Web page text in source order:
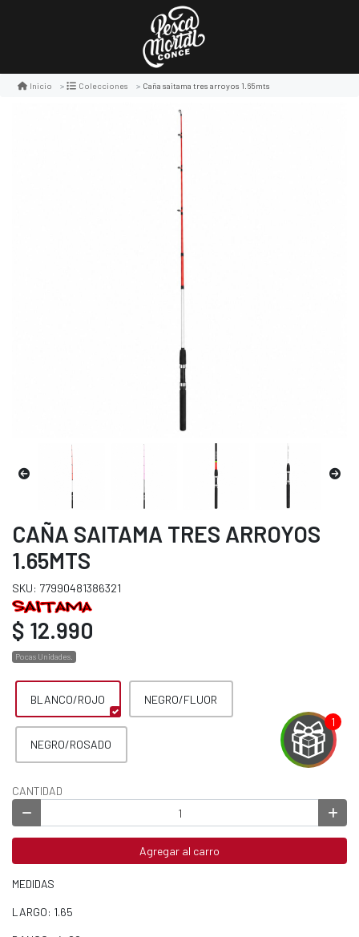
correo y
por
Inicio Colecciones Caña saitama tres arroyos 1.65mts
CAÑA SAITAMA TRES ARROYOS
1.65MTS
SKU: 77990481386321
$ 12.990
Pocas Unidades.
BLANCO/ROJO NEGRO/FLUOR
NEGRO/ROSADO
CANTIDAD
Agregar al carro
MEDIDAS
LARGO: 1.65